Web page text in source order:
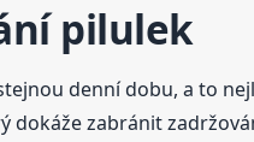
pilulek
denní dobu, a to
zabránit